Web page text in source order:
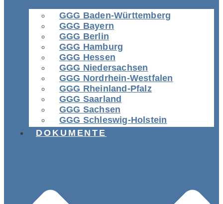
GGG Baden-Württemberg
GGG Bayern
GGG Berlin
GGG Hamburg
GGG Hessen
GGG Niedersachsen
GGG Nordrhein-Westfalen
GGG Rheinland-Pfalz
GGG Saarland
GGG Sachsen
GGG Schleswig-Holstein
DOKUMENTE